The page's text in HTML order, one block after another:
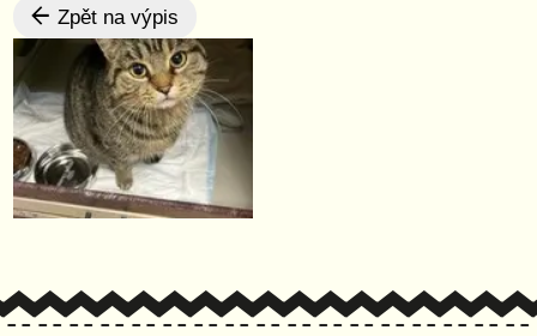
Zpět na výpis